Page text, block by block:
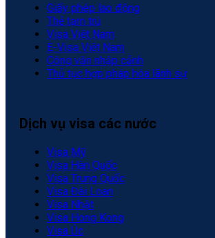
Giấy phép lao động
Thẻ tạm trú
Visa Việt Nam
E-Visa Việt Nam
Công văn nhập cảnh
Thủ tục hợp pháp hóa lãnh sự
Dịch vụ visa các nước
Visa Mỹ
Visa Hàn Quốc
Visa Trung Quốc
Visa Đài Loan
Visa Nhật
Visa Hong Kong
Visa Úc